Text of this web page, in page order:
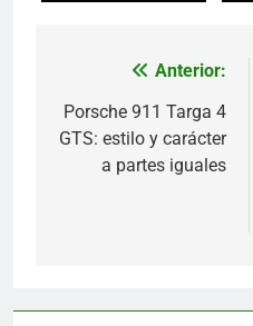
Navegación
de
entradas
Anterior:
Porsche 911 Targa 4
GTS: estilo y carácter
a partes iguales